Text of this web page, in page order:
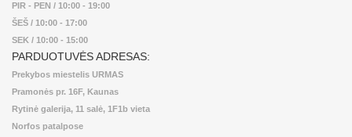
PIR - PEN / 10:00 - 19:00
ŠEŠ / 10:00 - 17:00
SEK / 10:00 - 15:00
PARDUOTUVĖS ADRESAS:
Prekybos miestelis URMAS
Pramonės pr. 16F, Kaunas
Rytinė galerija, 11 salė, 1F1b vieta
Norfos patalpose